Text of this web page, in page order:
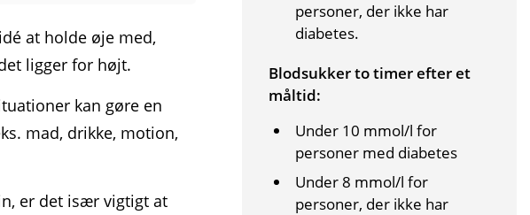
føler sig dårlig, har
er for højt eller for
at holde øje med,
ligger for højt.
kan gøre en
mad, drikke, motion,
er det især vigtigt at
personer, der ikke har
diabetes.
Blodsukker to timer efter et
måltid:
Under 10 mmol/l for
personer med diabetes
Under 8 mmol/l for
personer, der ikke har